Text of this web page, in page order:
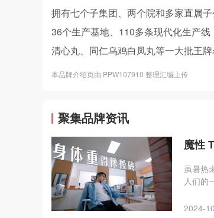
拥有七个子集团、两个院和多家直属
36个生产基地、110多条现代化生产
清心丸、同仁乌鸡白凤丸等一大批王牌
本品牌介绍页由 PPW107910 整理汇编上传
聚集品牌资讯
魔性
虽暑热
人们的
2024-